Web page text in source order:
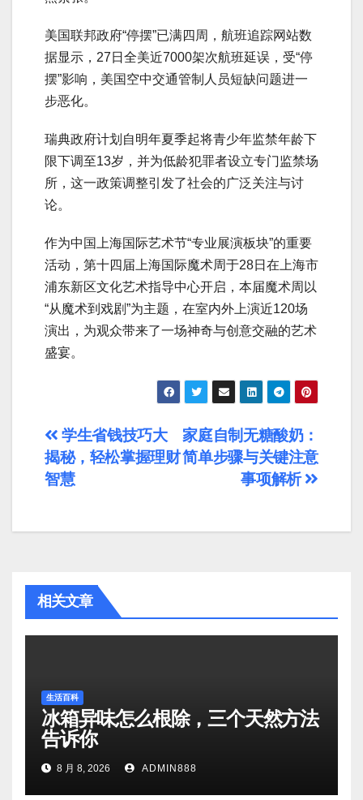
美国联邦政府“停摆”已满四周，航班追踪网站数
据显示，27日全美近7000架次航班延误，受“停
摆”影响，美国空中交通管制人员短缺问题进一
步恶化。
瑞典政府计划自明年夏季起将青少年监禁年龄下
限下调至13岁，并为低龄犯罪者设立专门监禁场
所，这一政策调整引发了社会的广泛关注与讨
论。
作为中国上海国际艺术节“专业展演板块”的重要
活动，第十四届上海国际魔术周于28日在上海市
浦东新区文化艺术指导中心开启，本届魔术周以
“从魔术到戏剧”为主题，在室内外上演近120场
演出，为观众带来了一场神奇与创意交融的艺术
盛宴。
文
章
航
家庭自制无糖酸奶：
简单步骤与关键注意
事项解析
学生省钱技巧大
揭秘，轻松掌握理财
智慧
相关文章
生活百科
冰箱异味怎么根除，三个天然方法
告诉你
8 月 8, 2026 ADMIN888